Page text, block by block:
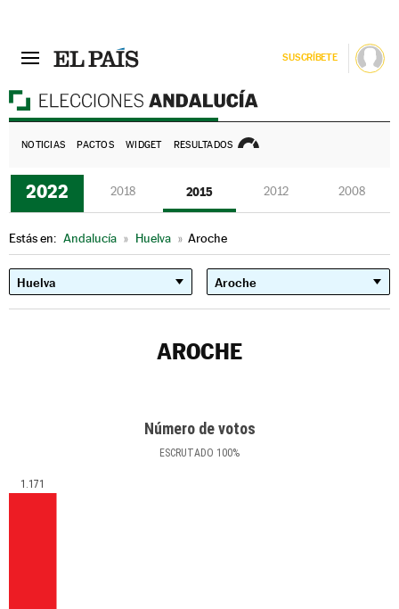
SUSCRÍBETE
NOTICIAS PACTOS WIDGET RESULTADOS
2022 2018 2015 2012 2008
Estás en: Andalucía » Huelva » Aroche
AROCHE
Número de votos
ESCRUTADO 100%
1.171